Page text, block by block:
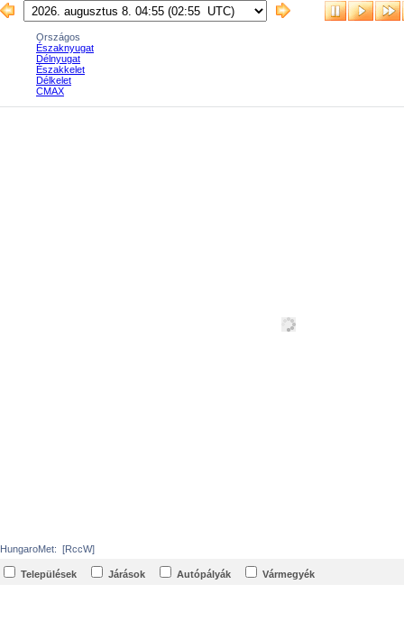
Országos
Északnyugat
Délnyugat
Északkelet
Délkelet
CMAX
HungaroMet: [RccW]
Települések Járások Autópályák Vármegyék